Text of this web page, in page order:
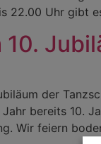
22.00 Uhr gibt
10.
der
Jahr bereits 10.
Wir feiern